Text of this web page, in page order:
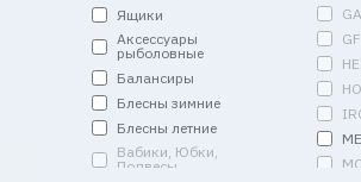
Ящики
Аксессуары
рыболовные
Балансиры
Блесны зимние
Блесны летние
Вабики, Юбки,
Подвесы
GF